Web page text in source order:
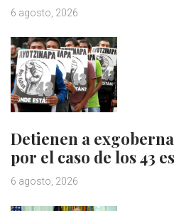
6 agosto, 2026
Detienen a
por el caso de los 43
6 agosto, 2026